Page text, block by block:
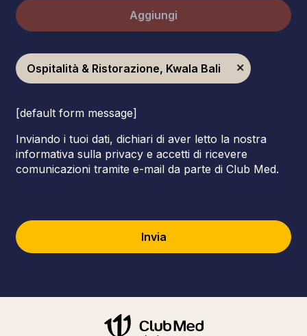
Aggiungi
Ospitalità & Ristorazione, Kwala Bali
[default form message]
Inviando i tuoi dati, dichiari di aver letto la nostra
informativa sulla privacy e accetti di ricevere
comunicazioni tramite e-mail da parte di Club Med.
Invia